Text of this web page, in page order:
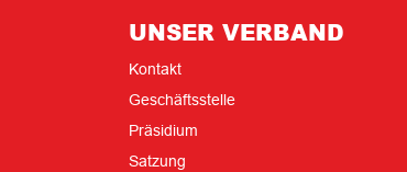
UNSER VERBAND
Kontakt
Geschäftsstelle
Präsidium
Satzung